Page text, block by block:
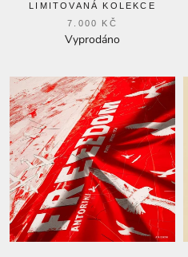
LIMITOVANÁ KOLEKCE
7.000 KČ
Vyprodáno